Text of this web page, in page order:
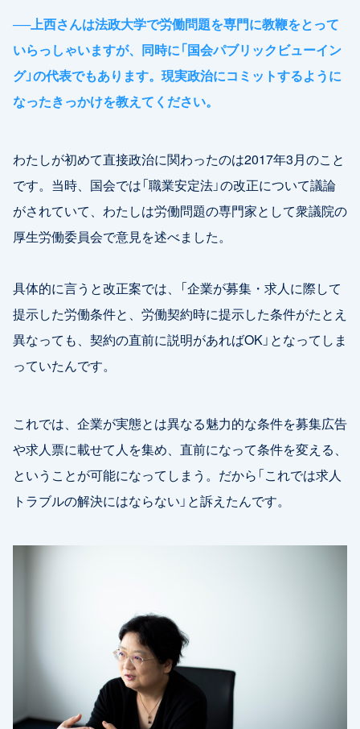
──上西さんは法政大学で労働問題を専門に教鞭をとって
いらっしゃいますが、同時に「国会パブリックビューイン
グ」の代表でもあります。現実政治にコミットするように
なったきっかけを教えてください。
わたしが初めて直接政治に関わったのは2017年3月のこと
です。当時、国会では「職業安定法」の改正について議論
がされていて、わたしは労働問題の専門家として衆議院の
厚生労働委員会で意見を述べました。
具体的に言うと改正案では、「企業が募集・求人に際して
提示した労働条件と、労働契約時に提示した条件がたとえ
異なっても、契約の直前に説明があればOK」となってしま
っていたんです。
これでは、企業が実態とは異なる魅力的な条件を募集広告
や求人票に載せて人を集め、直前になって条件を変える、
ということが可能になってしまう。だから「これでは求人
トラブルの解決にはならない」と訴えたんです。